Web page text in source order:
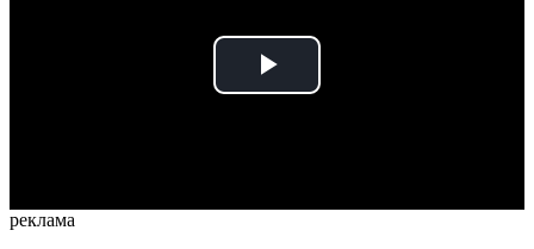
Play
реклама